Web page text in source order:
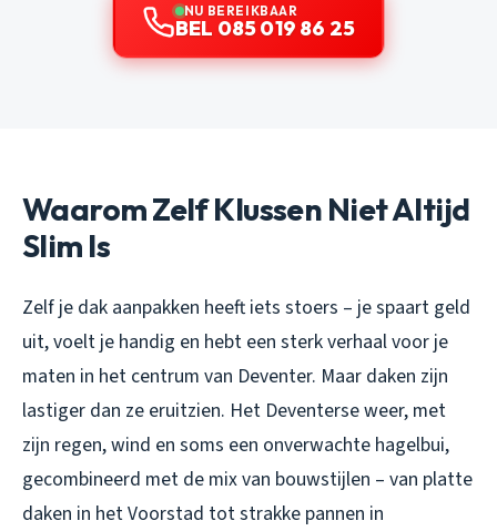
NU BEREIKBAAR
BEL 085 019 86 25
Waarom Zelf Klussen Niet Altijd
Slim Is
Zelf je dak aanpakken heeft iets stoers – je spaart geld
uit, voelt je handig en hebt een sterk verhaal voor je
maten in het centrum van Deventer. Maar daken zijn
lastiger dan ze eruitzien. Het Deventerse weer, met
zijn regen, wind en soms een onverwachte hagelbui,
gecombineerd met de mix van bouwstijlen – van platte
daken in het Voorstad tot strakke pannen in